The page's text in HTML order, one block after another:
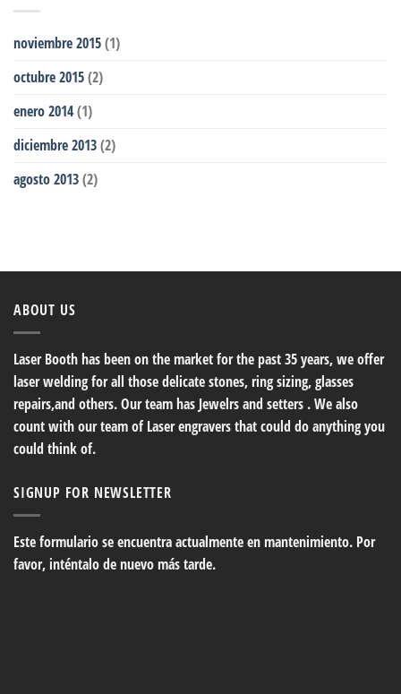
noviembre 2015(1)
octubre 2015(2)
enero 2014(1)
diciembre 2013(2)
agosto 2013(2)
ABOUT US
Laser Booth has been on the market for the past 35 years, we offer
laser welding for all those delicate stones, ring sizing, glasses
repairs,and others. Our team has Jewelrs and setters . We also
count with our team of Laser engravers that could do anything you
could think of.
SIGNUP FOR NEWSLETTER
Este formulario se encuentra actualmente en mantenimiento. Por
favor, inténtalo de nuevo más tarde.